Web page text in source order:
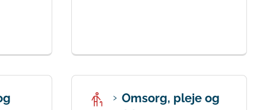
Omsorg, pleje og